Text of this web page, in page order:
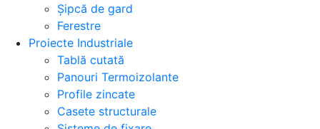
Șipcă de gard
Ferestre
Proiecte Industriale
Tablă cutată
Panouri Termoizolante
Profile zincate
Casete structurale